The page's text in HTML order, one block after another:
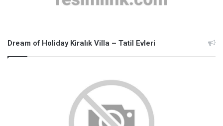
Dream of Holiday Kiralık Villa – Tatil Evleri